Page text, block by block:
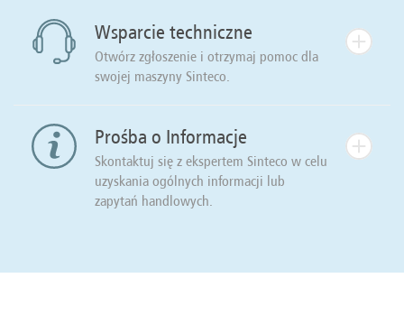
Wsparcie techniczne
Otwórz zgłoszenie i otrzymaj pomoc dla
swojej maszyny Sinteco.
Prośba o Informacje
Skontaktuj się z ekspertem Sinteco w celu
uzyskania ogólnych informacji lub
zapytań handlowych.